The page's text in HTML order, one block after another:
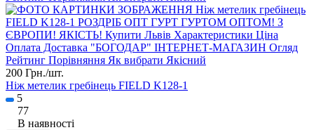
200 Грн./шт.
Ніж метелик гребінець FIELD K128-1
5
77
В наявності